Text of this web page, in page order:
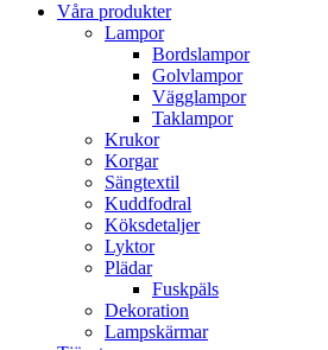
Våra produkter
Lampor
Bordslampor
Golvlampor
Vägglampor
Taklampor
Krukor
Korgar
Sängtextil
Kuddfodral
Köksdetaljer
Lyktor
Plädar
Fuskpäls
Dekoration
Lampskärmar